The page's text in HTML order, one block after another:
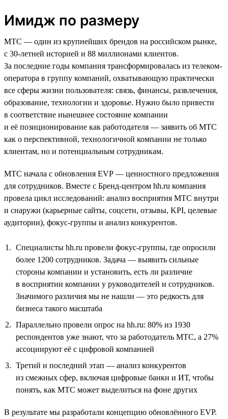
Имидж по размеру
МТС — один из крупнейших брендов на российском рынке,
с 30-летней историей и 88 миллионами клиентов.
За последние годы компания трансформировалась из телеком-
оператора в группу компаний, охватывающую практически
все сферы жизни пользователя: связь, финансы, развлечения,
образование, технологии и здоровье. Нужно было привести
в соответствие нынешнее состояние компании
и её позиционирование как работодателя — заявить об МТС
как о перспективной, технологичной компании не только
клиентам, но и потенциальным сотрудникам.
МТС начала с обновления EVP — ценностного предложения
для сотрудников. Вместе с Бренд-центром hh.ru компания
провела цикл исследований: анализ восприятия МТС внутри
и снаружи (карьерные сайты, соцсети, отзывы, KPI, целевые
аудитории), фокус-группы и анализ конкурентов.
Специалисты hh.ru провели фокус-группы, где опросили
более 1200 сотрудников. Задача — выявить сильные
стороны компании и установить, есть ли различие
в восприятии компании у руководителей и сотрудников.
Значимого различия мы не нашли — это редкость для
бизнеса такого масштаба
Параллельно провели опрос на hh.ru: 80% из 1930
респондентов уже знают, что за работодатель МТС, а 27%
ассоциируют её с цифровой компанией
Третий и последний этап — анализ конкурентов
из смежных сфер, включая цифровые банки и ИТ, чтобы
понять, как МТС может выделиться на фоне других
В результате мы разработали концепцию обновлённого EVP.